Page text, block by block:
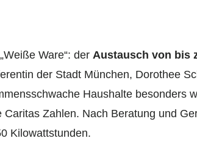
Ware“: der Austausch von bis
der Stadt München, Dorothee
Haushalte besonders
Zahlen. Nach Beratung und
Kilowattstunden.